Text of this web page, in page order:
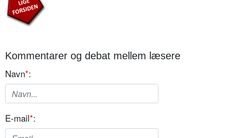
Kommentarer og debat mellem læsere
Navn*:
E-mail*: